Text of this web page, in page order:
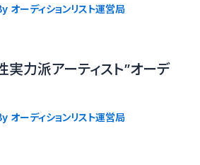
オーディションリスト運営局
実力派アーティスト”オーデ
オーディションリスト運営局